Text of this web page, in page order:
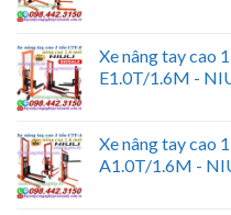
Xe nâng tay cao
E1.0T/1.6M -
Xe nâng tay cao
A1.0T/1.6M -